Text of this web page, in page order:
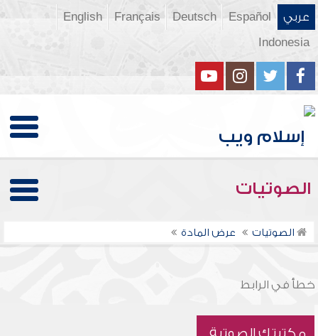
عربي Español
Deutsch
Français
English
Indonesia
الصوتيات
الصوتيات عرض المادة
خطأ في الرابط